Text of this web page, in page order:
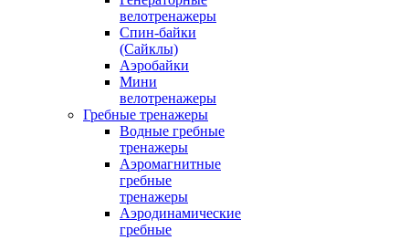
велотренажеры
Спин-байки
(Сайклы)
Аэробайки
Мини
велотренажеры
Гребные тренажеры
Водные гребные
тренажеры
Аэромагнитные
гребные
тренажеры
Аэродинамические
гребные